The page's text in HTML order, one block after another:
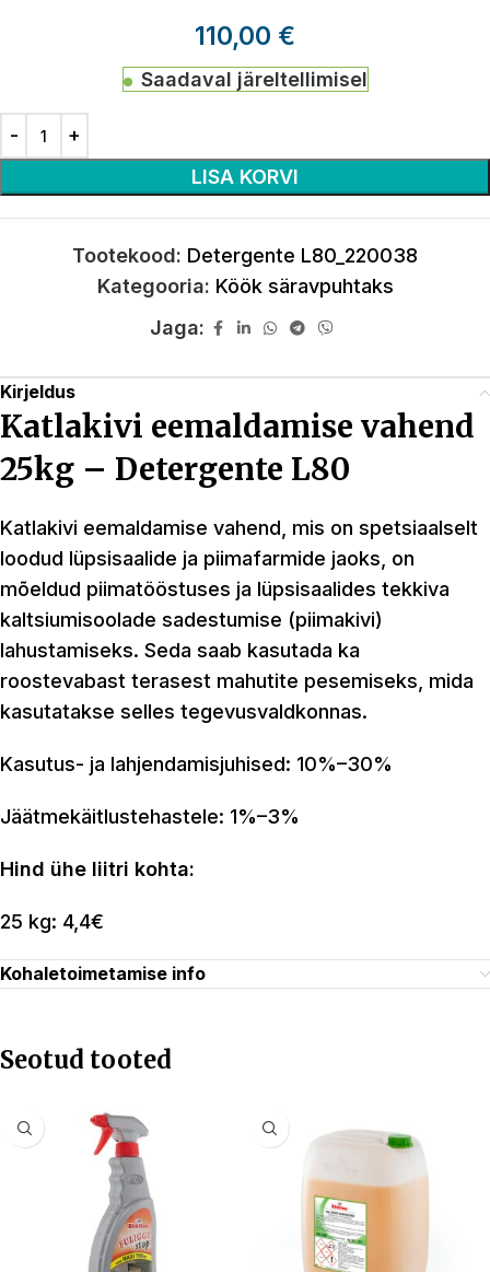
110,00 €
Saadaval järeltellimisel
LISA KORVI
Tootekood: Detergente L80_220038
Kategooria: Köök säravpuhtaks
Jaga:
Kirjeldus
Katlakivi eemaldamise vahend
25kg – Detergente L80
Katlakivi eemaldamise vahend, mis on spetsiaalselt
loodud lüpsisaalide ja piimafarmide jaoks, on
mõeldud piimatööstuses ja lüpsisaalides tekkiva
kaltsiumisoolade sadestumise (piimakivi)
lahustamiseks. Seda saab kasutada ka
roostevabast terasest mahutite pesemiseks, mida
kasutatakse selles tegevusvaldkonnas.
Kasutus- ja lahjendamisjuhised: 10%–30%
Jäätmekäitlustehastele: 1%–3%
Hind ühe liitri kohta:
25 kg: 4,4€
Kohaletoimetamise info
Seotud tooted